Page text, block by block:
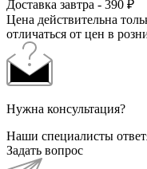
Доставка завтра - 390 ₽
Цена действительна
отличаться от цен в
Нужна консультация?
Наши специалисты
Задать вопрос